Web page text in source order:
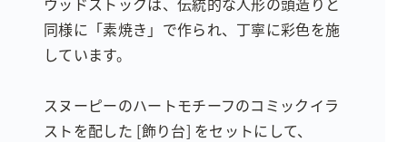
同様に「素焼き」で作られ、丁寧に彩色を施
しています。
スヌーピーのハートモチーフのコミックイラ
ストを配した [飾り台] をセットにして、